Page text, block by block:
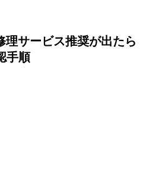
理サービス推奨が出たら
手順